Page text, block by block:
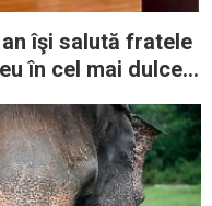
an îşi salută fratele
în cel mai dulce